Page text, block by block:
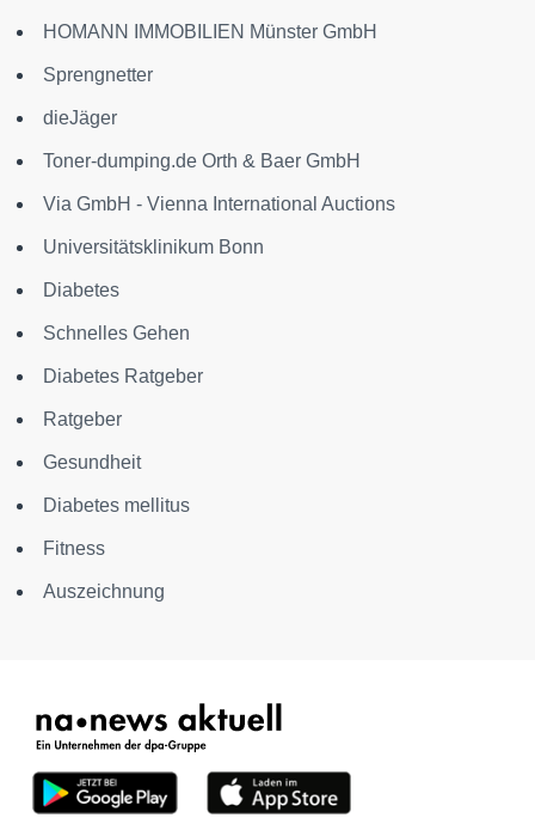
HOMANN IMMOBILIEN Münster GmbH
Sprengnetter
dieJäger
Toner-dumping.de Orth & Baer GmbH
Via GmbH - Vienna International Auctions
Universitätsklinikum Bonn
Diabetes
Schnelles Gehen
Diabetes Ratgeber
Ratgeber
Gesundheit
Diabetes mellitus
Fitness
Auszeichnung